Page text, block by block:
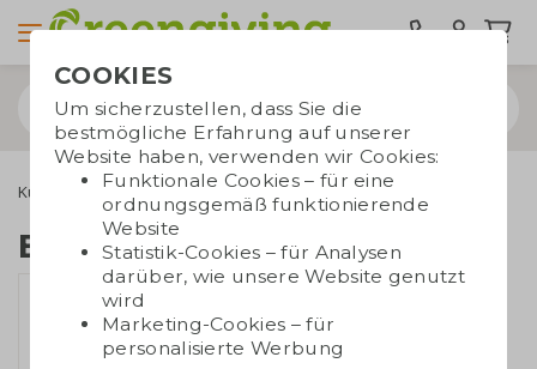
Kugelschreiber Bleistifte Bleistiftset schwarz
Bleistiftset schwarz
COOKIES
Um sicherzustellen, dass Sie die
bestmögliche Erfahrung auf unserer
Website haben, verwenden wir Cookies:
Funktionale Cookies – für eine
ordnungsgemäß funktionierende
Website
Statistik-Cookies – für Analysen
darüber, wie unsere Website genutzt
wird
Marketing-Cookies – für
personalisierte Werbung